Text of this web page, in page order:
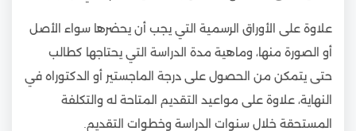
علاوة على الأوراق الرسمية التي يجب أن يحضرها سواء الأصل
أو الصورة منها، وماهية مدة الدراسة التي يحتاجها كطالب
حتى يتمكن من الحصول على درجة الماجستير أو الدكتوراه في
النهاية، علاوة على مواعيد التقديم المتاحة له والتكلفة
المستحقة خلال سنوات الدراسة وخطوات التقديم.